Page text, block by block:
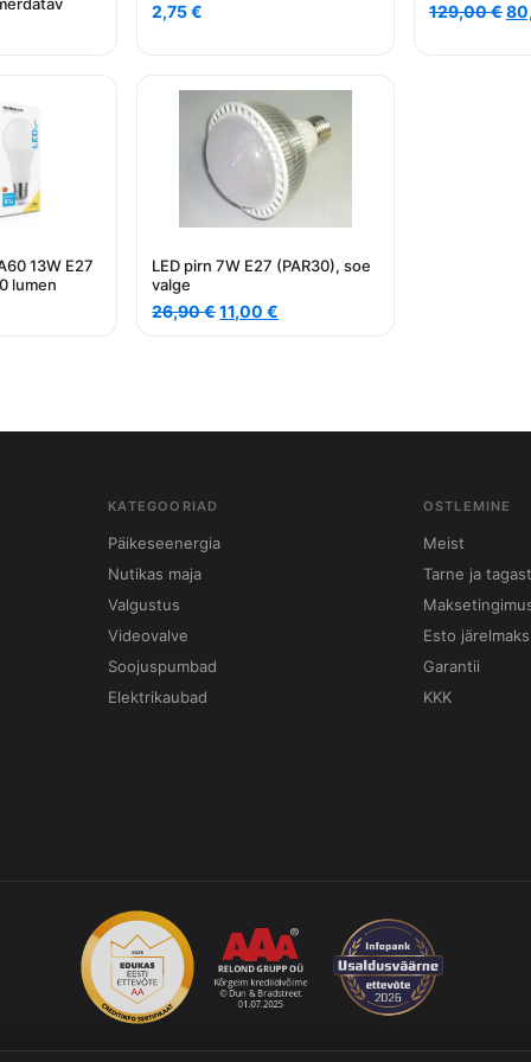
2,75€ 129,00€
13W E27
lumen
LED pirn 7W E27 (PAR30), soe
valge
26,90€Algne
11,00€
KATEGOORIAD
Päikeseenergia
Nutikas maja
Valgustus
Videovalve
Soojuspumbad
Elektrikaubad
OSTLEMINE
Meist
Tarne ja
Esto järelmaks
Garantii
KKK